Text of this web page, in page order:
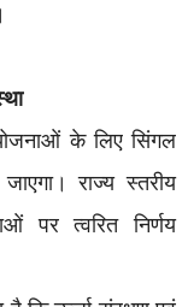
के लिए सिंगल
राज्य स्तरीय
पर त्वरित निर्णय